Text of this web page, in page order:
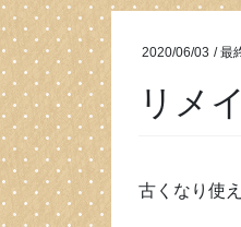
2020/06/03 / 最
リメ
古くなり使